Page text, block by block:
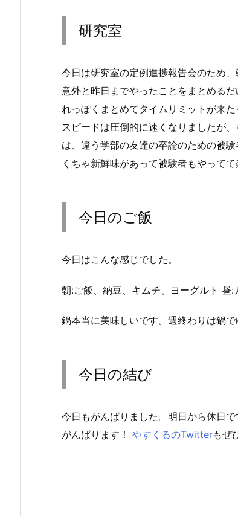
研究室
今日は研究室の定例進捗報告会のため
意外と昨日までやったことをまとめる
れっぽくまとめてタイムリミットが来
スピードは圧倒的に速くなりましたが
は、違う学部の友達の卒論のための被
くちゃ新鮮味があって被験者もやって
今日のご飯
今日はこんな感じでした。
朝:ご飯、納豆、キムチ、ヨーグルト 昼:
鍋本当に美味しいです。週終わりは鍋で
今日の結び
今日もがんばりました。明日から休日
がんばります！ やすくるのTwitterもぜ